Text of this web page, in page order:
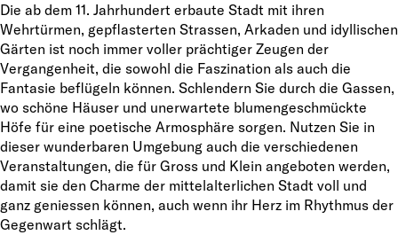
Die ab dem 11. Jahrhundert erbaute Stadt mit ihren
Wehrtürmen, gepflasterten Strassen, Arkaden und idyllischen
Gärten ist noch immer voller prächtiger Zeugen der
Vergangenheit, die sowohl die Faszination als auch die
Fantasie beflügeln können. Schlendern Sie durch die Gassen,
wo schöne Häuser und unerwartete blumengeschmückte
Höfe für eine poetische Armosphäre sorgen. Nutzen Sie in
dieser wunderbaren Umgebung auch die verschiedenen
Veranstaltungen, die für Gross und Klein angeboten werden,
damit sie den Charme der mittelalterlichen Stadt voll und
ganz geniessen können, auch wenn ihr Herz im Rhythmus der
Gegenwart schlägt.